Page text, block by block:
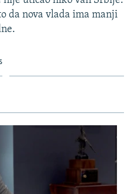
da nova vlada ima manji